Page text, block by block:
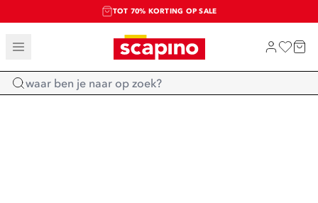
TOT 70% KORTING OP SALE
SALE: LAATSTE KANS!
SHOP NIEUW
Home